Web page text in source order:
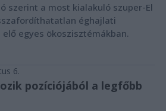
szerint a most kialakuló szuper-El
éghajlati
egyes ökoszisztémákban.
6.
pozíciójából a legfőbb